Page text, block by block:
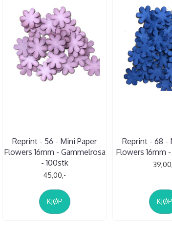
Reprint - 56 - Mini Paper
Flowers 16mm - Gammelrosa
- 100stk
45,00,-
KJØP
Reprint - 68 -
Flowers 16mm
KJØP